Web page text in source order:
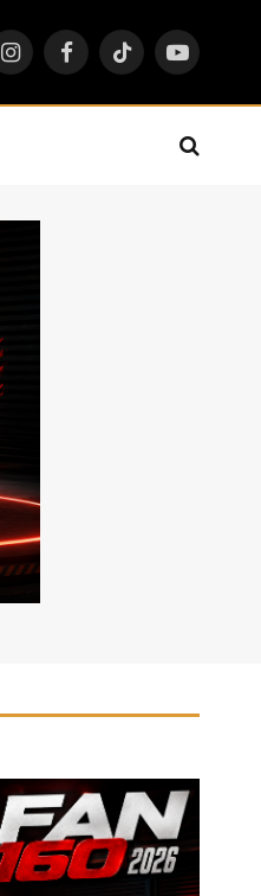
InstagramFacebookTikTokYouTube